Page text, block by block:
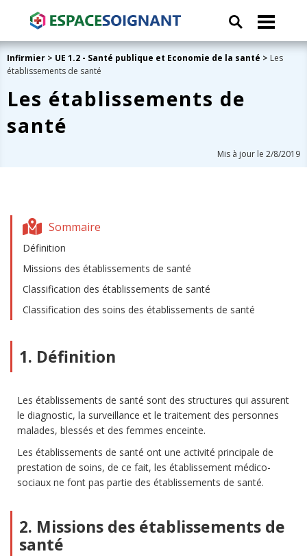
Infirmier > UE 1.2 - Santé publique et Economie de la santé > Les
établissements de santé
Les établissements de
santé
Mis à jour le 2/8/2019
Sommaire
Définition
Missions des établissements de santé
Classification des établissements de santé
Classification des soins des établissements de santé
1. Définition
Les établissements de santé sont des structures qui assurent
le diagnostic, la surveillance et le traitement des personnes
malades, blessés et des femmes enceinte.
Les établissements de santé ont une activité principale de
prestation de soins, de ce fait, les établissement médico-
sociaux ne font pas partie des établissements de santé.
2. Missions des établissements de
santé